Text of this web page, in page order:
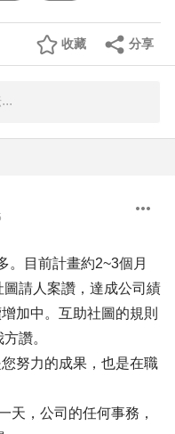
分享
收藏
。目前計畫約2~3個月
請人案讚，達成公司績
加中。互助社圖的規則
讚。
努力的成果，也是在職
天，公司的任何事務，